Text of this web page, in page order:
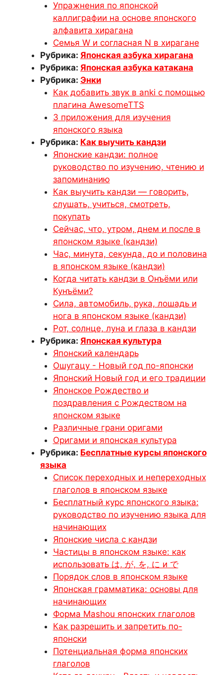
Упражнения по японской
каллиграфии на основе японского
алфавита хирагана
Семья W и согласная N в хирагане
Рубрика: Японская азбука хирагана
Рубрика: Японская азбука катакана
Рубрика: Энки
Как добавить звук в anki с помощью
плагина AwesomeTTS
3 приложения для изучения
японского языка
Рубрика: Как выучить кандзи
Японские кандзи: полное
руководство по изучению, чтению и
запоминанию
Как выучить кандзи — говорить,
слушать, учиться, смотреть,
покупать
Сейчас, что, утром, днем и после в
японском языке (кандзи)
Час, минута, секунда, до и половина
в японском языке (кандзи)
Когда читать кандзи в Онъёми или
Кунъёми?
Сила, автомобиль, рука, лошадь и
нога в японском языке (кандзи)
Рот, солнце, луна и глаза в кандзи
Рубрика: Японская культура
Японский календарь
Ошугацу - Новый год по-японски
Японский Новый год и его традиции
Японское Рождество и
поздравления с Рождеством на
японском языке
Различные грани оригами
Оригами и японская культура
Рубрика: Бесплатные курсы японского
языка
Список переходных и непереходных
глаголов в японском языке
Бесплатный курс японского языка:
руководство по изучению языка для
начинающих
Японские числа с кандзи
Частицы в японском языке: как
использовать は, が, を, に и で
Порядок слов в японском языке
Японская грамматика: основы для
начинающих
Форма Mashou японских глаголов
Как разрешить и запретить по-
японски
Потенциальная форма японских
глаголов